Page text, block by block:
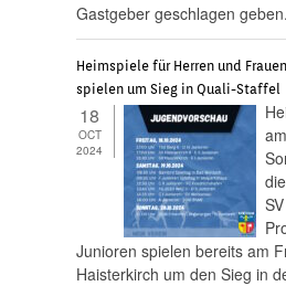
Gastgeber geschlagen geben.
Heimspiele für Herren und
spielen um Sieg in Quali-Staffel
18
OCT
2024
Junioren spielen bereits am
Haisterkirch um den Sieg in